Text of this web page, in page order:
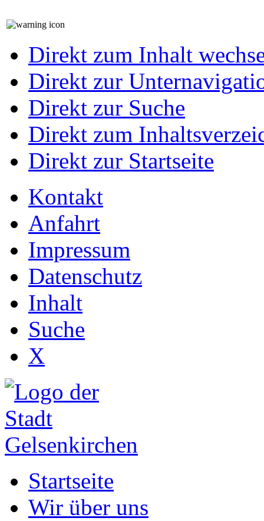
Direkt zum Inhalt
Direkt zur
Direkt zur Suche
Direkt zum
Direkt zur Startseite
Kontakt
Anfahrt
Impressum
Datenschutz
Inhalt
Suche
X
Startseite
Wir über uns